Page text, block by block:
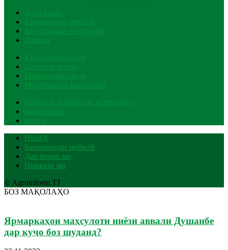
Agro Space
Барномаҳои мобилӣ
Китобхонаи электронӣ
Харита
Кишоварзии сабз
Нархҳои бозор
Майдончаи савдо
Муҳофизати растаниҳо
Нархҳои воситаҳои истеҳсолот
Калкулятор
Видео
Hosil.tj
Барномаҳои мобилӣ
Дар бораи мо
Нишони мо
© Agroinform.TJ
БОЗ МАҚОЛАҲО
Ярмаркаҳои маҳсулоти ниёзи аввали Душанбе
дар куҷо боз шуданд?